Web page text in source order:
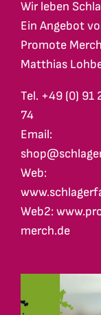
Wir leben
Ein Angebot
Promote
Matthias
Tel. +49 (0) 91
74
Email:
Web:
Web2:
merch.de